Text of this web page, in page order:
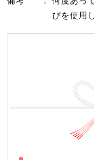
びを使用